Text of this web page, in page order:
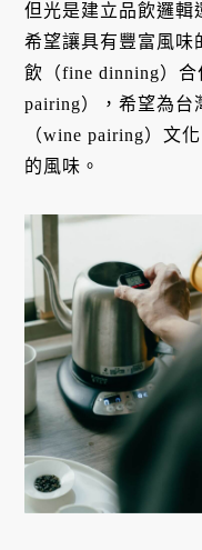
但光是建立品飲邏輯
希望讓具有豐富風味
飲（fine dinning）合
pairing），希望為台
（wine pairing）文
的風味。